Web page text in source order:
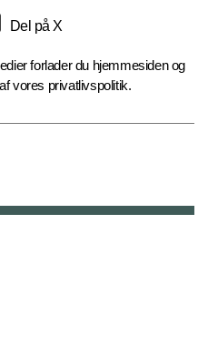
Del på X
forlader du hjemmesiden og
vores privatlivspolitik.